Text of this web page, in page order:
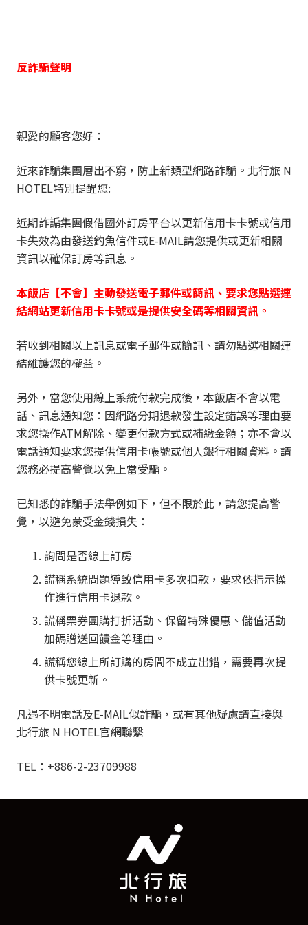
反詐騙聲明
親愛的顧客您好：
近來詐騙集團層出不窮，防止新類型網路詐騙。北行旅 N
HOTEL特別提醒您:
近期詐諞集團假借國外訂房平台以更新信用卡卡號或信用
卡失效為由發送釣魚信件或E-MAIL請您提供或更新相關
資訊以確保訂房等訊息。
本飯店【不會】主動發送電子郵件或簡訊、要求您點選連
結網站更新信用卡卡號或是提供安全碼等相關資訊。
若收到相關以上訊息或電子郵件或簡訊、請勿點選相關連
結維護您的權益。
另外，當您使用線上系統付款完成後，本飯店不會以電
話、訊息通知您：因網路分期退款發生設定錯誤等理由要
求您操作ATM解除、變更付款方式或補繳金額；亦不會以
電話通知要求您提供信用卡帳號或個人銀行相關資料。請
您務必提高警覺以免上當受騙。
已知悉的詐騙手法舉例如下，但不限於此，請您提高警
覺，以避免蒙受金錢損失：
詢問是否線上訂房
謊稱系統問題導致信用卡多次扣款，要求依指示操
作進行信用卡退款。
謊稱票券團購打折活動、保留特殊優惠、儲值活動
加碼贈送回饋金等理由。
謊稱您線上所訂購的房間不成立出錯，需要再次提
供卡號更新。
凡遇不明電話及E-MAIL似詐騙，或有其他疑慮請直接與
北行旅 N HOTEL官網聯繫
TEL：+886-2-23709988